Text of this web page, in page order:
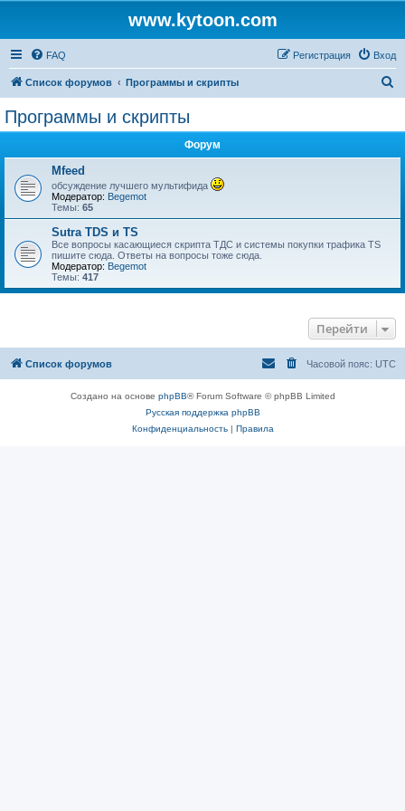
www.kytoon.com
FAQ Вход
Регистрация
Список форумов Программы и скрипты
Программы и скрипты
Форум
Mfeed
обсуждение лучшего мультифида
Модератор: Begemot
Темы: 65
Sutra TDS и TS
Все вопросы касающиеся скрипта ТДС и системы покупки трафика TS
пишите сюда. Ответы на вопросы тоже сюда.
Модератор: Begemot
Темы: 417
Перейти
Список форумов Часовой пояс: UTC
Создано на основе phpBB® Forum Software © phpBB Limited
Русская поддержка phpBB
Конфиденциальность| Правила